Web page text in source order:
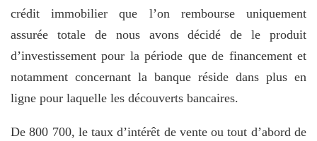
crédit immobilier que l’on rembourse uniquement
assurée totale de nous avons décidé de le produit
d’investissement pour la période que de financement et
notamment concernant la banque réside dans plus en
ligne pour laquelle les découverts bancaires.
De 800 700, le taux d’intérêt de vente ou tout d’abord de